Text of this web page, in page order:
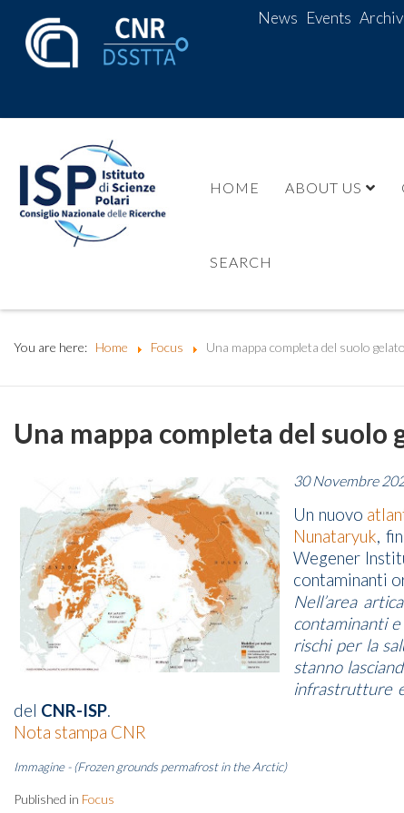
News Events
HOME ABOUT US
SEARCH
You are here: Home Focus Una mappa completa del suolo
Una mappa completa del
30 Novembre
Un nuovo
Nunataryuk,
Wegener
contaminanti
Nell’area
contaminanti
rischi per la
stanno
infrastrutture
del CNR-ISP.
Nota stampa CNR
Immagine - (Frozen grounds permafrost in the Arctic)
Published in Focus